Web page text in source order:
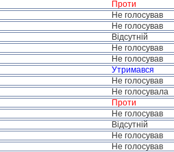
Проти
Не голосував
Не голосував
Відсутній
Не голосував
Не голосував
Утримався
Не голосував
Не голосувала
Проти
Не голосував
Відсутній
Не голосував
Не голосував